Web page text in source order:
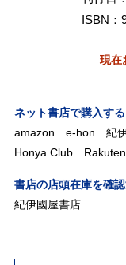
ISBN：
現在
ネット書店で購入する
amazon
e-hon 紀
Honya Club
書店の店頭在庫を確
紀伊國屋書店